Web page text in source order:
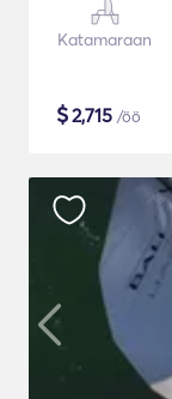
Katamaraan
$2,715 /öö